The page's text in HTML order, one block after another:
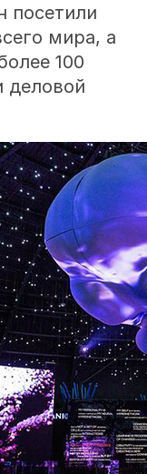
посетили
мира, а
100
деловой